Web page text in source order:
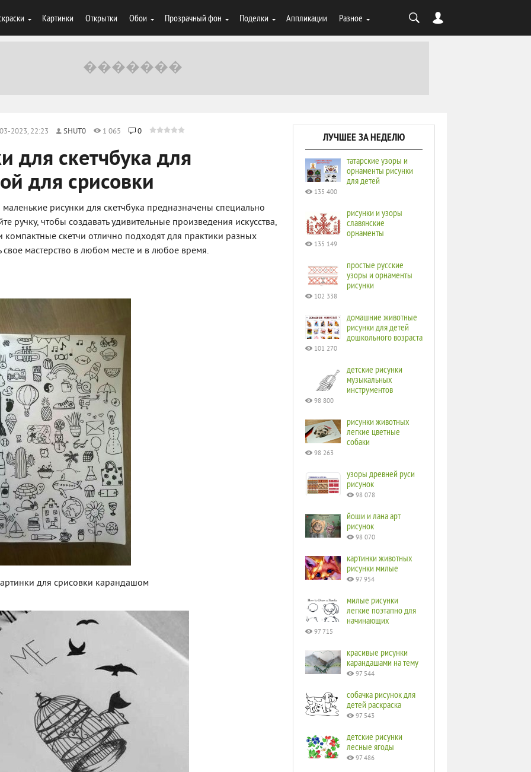
Картинки Открытки Обои Прозрачный фон Поделки Аппликации Разное
2023, 22:23 SHUT0 1 065 0
для скетчбука для
для срисовки
рисунки для скетчбука предназначены специально
ручку, чтобы создавать удивительные произведения искусства,
скетчи отлично подходят для практики разных
свое мастерство в любом месте и в любое время.
для срисовки карандашом
ЛУЧШЕЕ ЗА НЕДЕЛЮ
татарские узоры и
орнаменты рисунки
для детей
135 400
рисунки и узоры
славянские
орнаменты
135 149
простые русские
узоры и орнаменты
рисунки
102 338
домашние животные
рисунки для детей
дошкольного возраста
101 270
детские рисунки
музыкальных
инструментов
98 800
рисунки животных
легкие цветные
собаки
98 263
узоры древней руси
рисунок
98 078
йоши и лана арт
рисунок
98 070
картинки животных
рисунки милые
97 954
милые рисунки
легкие поэтапно для
начинающих
97 715
красивые рисунки
карандашами на тему
97 544
собачка рисунок для
детей раскраска
97 543
детские рисунки
лесные ягоды
97 486